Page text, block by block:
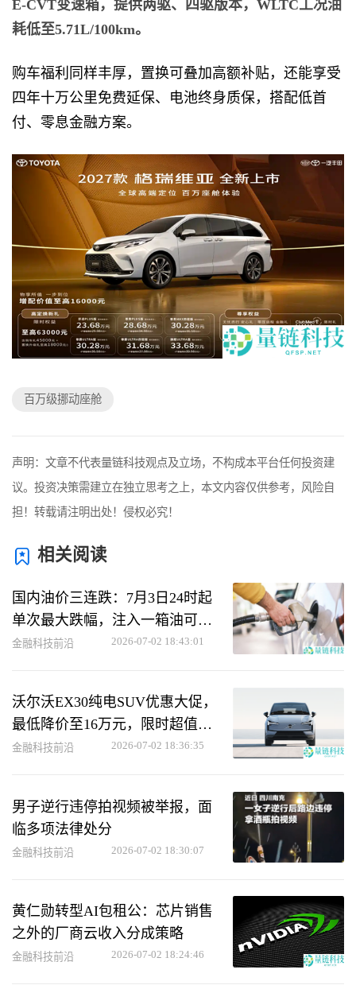
E-CVT变速箱，提供两驱、四驱版本，WLTC工况油
耗低至5.71L/100km。
购车福利同样丰厚，置换可叠加高额补贴，还能享受
四年十万公里免费延保、电池终身质保，搭配低首
付、零息金融方案。
百万级挪动座舱
声明：文章不代表量链科技观点及立场，不构成本平台任何投资建
议。投资决策需建立在独立思考之上，本文内容仅供参考，风险自
担！转载请注明出处！侵权必究！
相关阅读
国内油价三连跌：7月3日24时起
单次最大跌幅，注入一箱油可省
40元
金融科技前沿 2026-07-02 18:43:01
沃尔沃EX30纯电SUV优惠大促，
最低降价至16万元，限时超值优
惠
金融科技前沿 2026-07-02 18:36:35
男子逆行违停拍视频被举报，面
临多项法律处分
金融科技前沿 2026-07-02 18:30:07
黄仁勋转型AI包租公：芯片销售
之外的厂商云收入分成策略
金融科技前沿 2026-07-02 18:24:46